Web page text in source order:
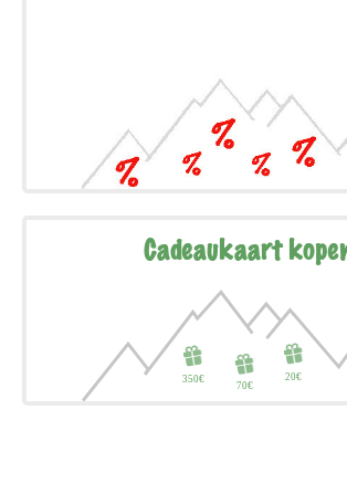
Cadeaukaart